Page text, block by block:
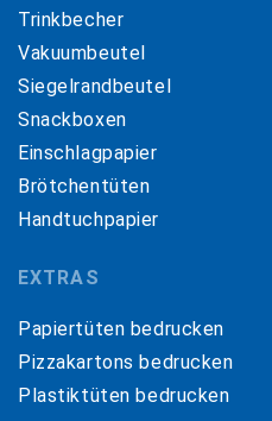
Trinkbecher
Vakuumbeutel
Siegelrandbeutel
Snackboxen
Einschlagpapier
Brötchentüten
Handtuchpapier
EXTRAS
Papiertüten bedrucken
Pizzakartons bedrucken
Plastiktüten bedrucken